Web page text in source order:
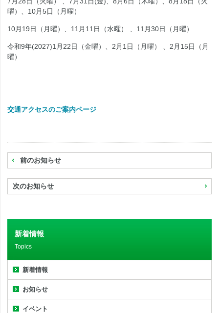
曜）、10月5日（月曜）
10月19日（月曜）、11月11日（水曜） 、11月30日（月曜）
令和9年(2027)1月22日（金曜）、2月1日（月曜） 、2月15日（月
曜）
交通アクセスのご案内ページ
前のお知らせ
次のお知らせ
新着情報
Topics
新着情報
お知らせ
イベント